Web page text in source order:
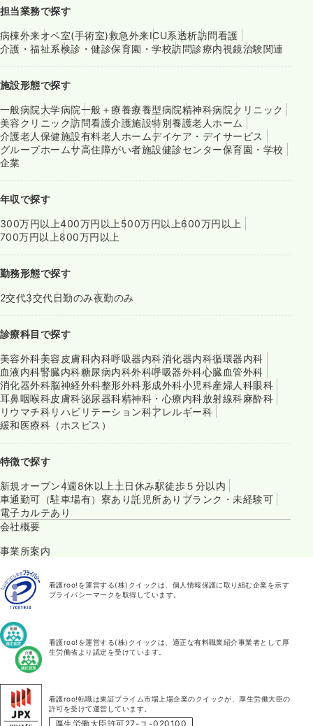
担当業務で探す
病棟外来オペ室(手術室)救急外来ICU系透析訪問看護
介護・福祉系検診・健診保育園・学校訪問診療内視鏡治験関連
施設形態で探す
一般病院大学病院一般＋療養療養型病院精神科病院クリニック
美容クリニック訪問看護介護施設特別養護老人ホーム
介護老人保健施設有料老人ホームデイケア・デイサービス
グループホームサ高住障がい者施設健診センター保育園・学校
企業
年収で探す
300万円以上400万円以上 500万円以上600万円以上
700万円以上800万円以上
勤務形態で探す
2交代3交代日勤のみ夜勤のみ
診療科目で探す
美容外科美容皮膚科内科呼吸器内科消化器内科循環器内科
血液内科腎臓内科糖尿病内科外科呼吸器外科心臓血管外科
消化器外科脳神経外科整形外科形成外科小児科産婦人科眼科
耳鼻咽喉科皮膚科泌尿器科精神科・心療内科放射線科麻酔科
リウマチ科リハビリテーション科アレルギー科
緩和医療科（ホスピス）
特徴で探す
新規オープン4週8休以上 土日休み駅徒歩５分以内
車通勤可（駐車場有） 寮あり託児所あり ブランク・未経験可
電子カルテあり
会社概要
事業所案内
看護roo!を運営する(株)クイックは、個人情報保護に取り組む企業を示す
プライバシーマークを取得しています。
看護roo!を運営する(株)クイックは、適正な有料職業紹介事業者として厚
生労働省より認定を受けています。
看護roo!転職は東証プライム市場上場企業のクイックが、厚生労働大臣の
許可を受けて運営しています。
厚生労働大臣許可27-ユ-020100